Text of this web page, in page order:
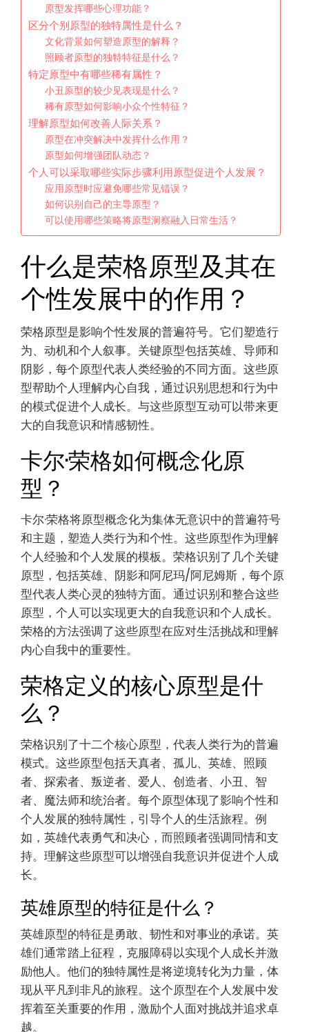
原型发挥哪些心理功能？
区分个别原型的独特属性是什么？
文化背景如何塑造原型的解释？
照顾者原型的独特特征是什么？
特定原型中有哪些稀有属性？
小丑原型的较少见表现是什么？
稀有原型如何影响小众个性特征？
理解原型如何改善人际关系？
原型在冲突解决中发挥什么作用？
原型如何增强团队动态？
个人可以采取哪些实际步骤利用原型促进个人发展？
应用原型时应避免哪些常见错误？
如何识别自己的主导原型？
可以使用哪些策略将原型洞察融入日常生活？
什么是荣格原型及其在
个性发展中的作用？
荣格原型是影响个性发展的普遍符号。它们塑造行
为、动机和个人叙事。关键原型包括英雄、导师和
阴影，每个原型代表人类经验的不同方面。这些原
型帮助个人理解内心自我，通过识别思想和行为中
的模式促进个人成长。与这些原型互动可以带来更
大的自我意识和情感韧性。
卡尔·荣格如何概念化原
型？
卡尔·荣格将原型概念化为集体无意识中的普遍符号
和主题，塑造人类行为和个性。这些原型作为理解
个人经验和个人发展的模板。荣格识别了几个关键
原型，包括英雄、阴影和阿尼玛/阿尼姆斯，每个原
型代表人类心灵的独特方面。通过识别和整合这些
原型，个人可以实现更大的自我意识和个人成长。
荣格的方法强调了这些原型在应对生活挑战和理解
内心自我中的重要性。
荣格定义的核心原型是什
么？
荣格识别了十二个核心原型，代表人类行为的普遍
模式。这些原型包括天真者、孤儿、英雄、照顾
者、探索者、叛逆者、爱人、创造者、小丑、智
者、魔法师和统治者。每个原型体现了影响个性和
个人发展的独特属性，引导个人的生活旅程。例
如，英雄代表勇气和决心，而照顾者强调同情和支
持。理解这些原型可以增强自我意识并促进个人成
长。
英雄原型的特征是什么？
英雄原型的特征是勇敢、韧性和对事业的承诺。英
雄们通常踏上征程，克服障碍以实现个人成长并激
励他人。他们的独特属性是将逆境转化为力量，体
现从平凡到非凡的旅程。这个原型在个人发展中发
挥着至关重要的作用，激励个人面对挑战并追求卓
越。